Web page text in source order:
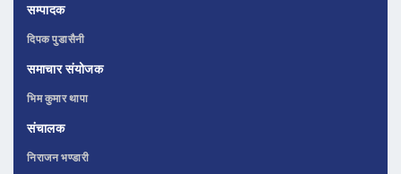
सम्पादक
दिपक पुडासैनी
समाचार संयोजक
भिम कुमार थापा
संचालक
निराजन भण्डारी